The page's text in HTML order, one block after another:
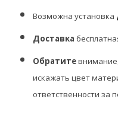
Возможна установка
Доставка
Обратите
искажать цвет
ответственности за